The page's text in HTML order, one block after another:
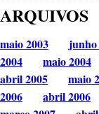
ARQUIVOS
maio 2003 junho
2004
maio 2004
abril 2005
maio
2006
abril 2006